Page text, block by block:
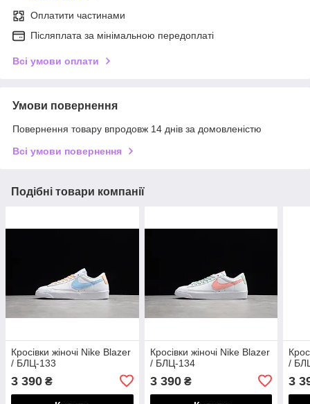
Оплатити частинами
Післяплата за мінімальною передоплаті
Всі умови оплати
Умови повернення
Повернення товару впродовж 14 днів за домовленістю
Всі умови повернення
Подібні товари компанії
Кросівки жіночі Nike Blazer
/ БЛЦ-133
3 390 ₴
Кросівки жіночі Nike Blazer
/ БЛЦ-134
3 390₴
/
3